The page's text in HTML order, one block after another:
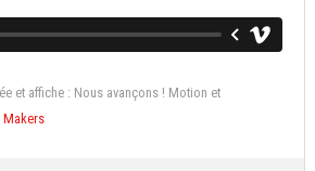
et affiche : Nous avançons ! Motion et
Makers